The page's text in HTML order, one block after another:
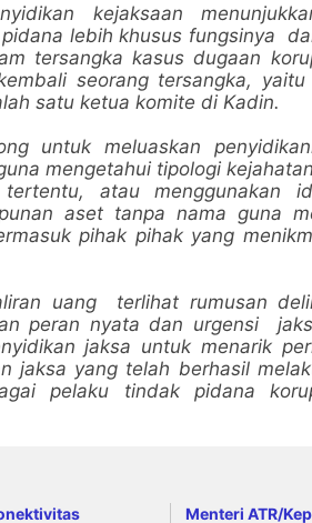
kejaksaan
lebih khusus fungsinya
tersangka kasus dugaan
seorang tersangka, yaitu
satu ketua komite di Kadin.
untuk meluaskan
mengetahui tipologi
atau menggunakan
aset tanpa nama guna
pihak pihak yang
uang terlihat rumusan
peran nyata dan urgensi
jaksa untuk menarik
jaksa yang telah berhasil
pelaku tindak pidana
Menteri ATR/